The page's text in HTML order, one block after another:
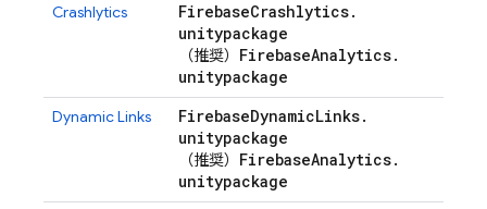
Crashlytics FirebaseCrashlytics.
unitypackage
（推奨） FirebaseAnalytics.
unitypackage
Dynamic Links FirebaseDynamicLinks.
unitypackage
（推奨） FirebaseAnalytics.
unitypackage